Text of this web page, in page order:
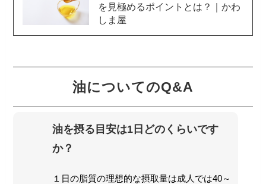
を見極めるポイントとは？｜かわ
しま屋
油についてのQ&A
油を摂る目安は1日どのくらいです
か？
１日の脂質の理想的な摂取量は成人では40～